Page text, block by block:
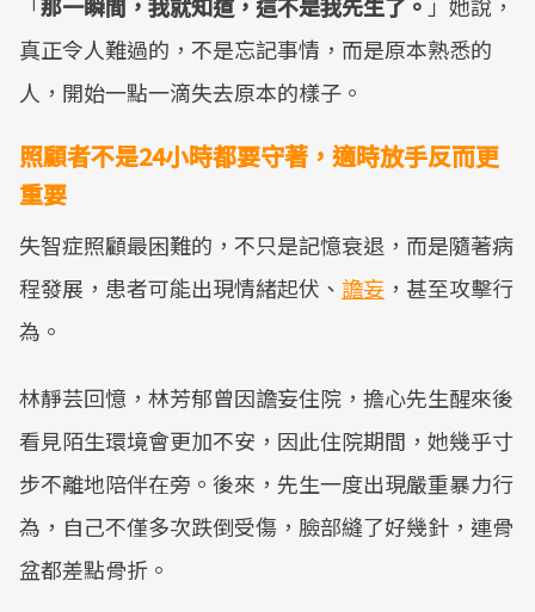
真正令人難過的，不是忘記事情，而是原本熟悉的
人，開始一點一滴失去原本的樣子。
照顧者不是24小時都要守著，適時放手反而更
重要
失智症照顧最困難的，不只是記憶衰退，而是隨著病
程發展，患者可能出現情緒起伏、 譫妄 ，甚至攻擊行
為。
林靜芸回憶，林芳郁曾因譫妄住院，擔心先生醒來後
看見陌生環境會更加不安，因此住院期間，她幾乎寸
步不離地陪伴在旁。後來，先生一度出現嚴重暴力行
為，自己不僅多次跌倒受傷，臉部縫了好幾針，連骨
盆都差點骨折。